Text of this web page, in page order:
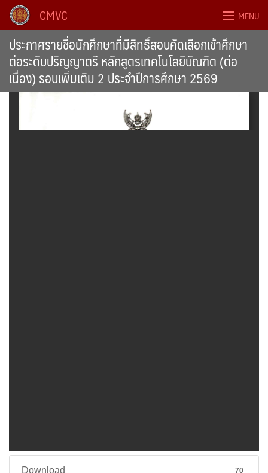
Skip
content
CMVC MENU
ประกาศรายชื่อนักศึกษาที่มีสิทธิ์สอบคัดเลือกเข้าศึกษา
ต่อระดับปริญญาตรี หลักสูตรเทคโนโลยีบัณฑิต (ต่อ
เนื่อง) รอบเพิ่มเติม 2 ประจำปีการศึกษา 2569
Download 70